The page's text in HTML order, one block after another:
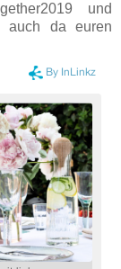
und
auch da euren